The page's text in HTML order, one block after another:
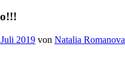
2019 von Natalia Romanova